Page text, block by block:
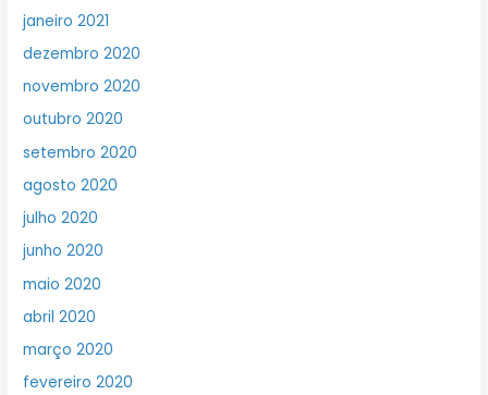
janeiro 2021
dezembro 2020
novembro 2020
outubro 2020
setembro 2020
agosto 2020
julho 2020
junho 2020
maio 2020
abril 2020
março 2020
fevereiro 2020